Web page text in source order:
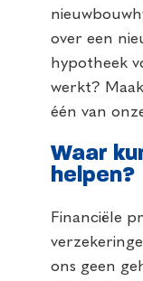
over een
hypotheek
werkt?
één van
Waar
helpen?
Financiële
ons geen